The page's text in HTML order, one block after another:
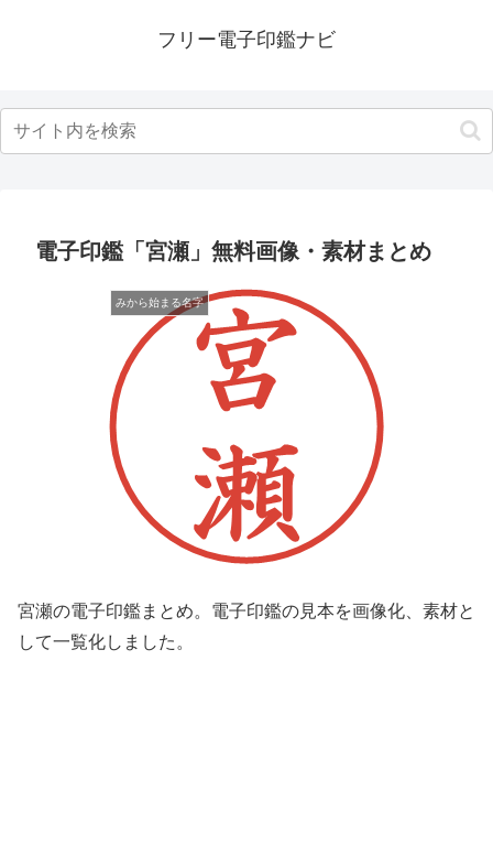
フリー電子印鑑ナビ
電子印鑑「宮瀬」無料画像・素材まとめ
みから始まる名字
宮瀬の電子印鑑まとめ。電子印鑑の見本を画像化、素材と
して一覧化しました。